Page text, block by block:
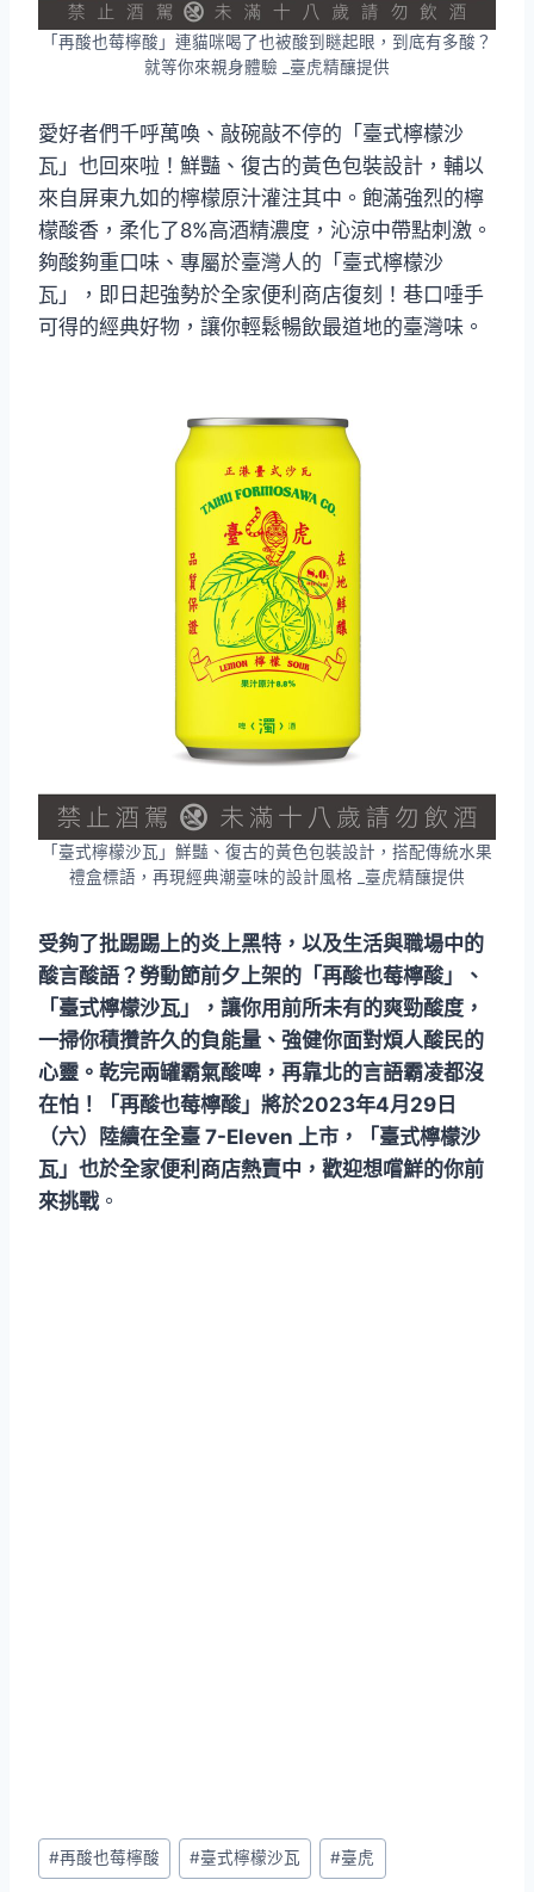
「再酸也莓檸酸」連貓咪喝了也被酸到瞇起眼，到底有多酸？
就等你來親身體驗 _臺虎精釀提供
愛好者們千呼萬喚、敲碗敲不停的「臺式檸檬沙
瓦」也回來啦！鮮豔、復古的黃色包裝設計，輔以
來自屏東九如的檸檬原汁灌注其中。飽滿強烈的檸
檬酸香，柔化了8%高酒精濃度，沁涼中帶點刺激。
夠酸夠重口味、專屬於臺灣人的「臺式檸檬沙
瓦」，即日起強勢於全家便利商店復刻！巷口唾手
可得的經典好物，讓你輕鬆暢飲最道地的臺灣味。
「臺式檸檬沙瓦」鮮豔、復古的黃色包裝設計，搭配傳統水果
禮盒標語，再現經典潮臺味的設計風格 _臺虎精釀提供
受夠了批踢踢上的炎上黑特，以及生活與職場中的
酸言酸語？勞動節前夕上架的「再酸也莓檸酸」、
「臺式檸檬沙瓦」，讓你用前所未有的爽勁酸度，
一掃你積攢許久的負能量、強健你面對煩人酸民的
心靈。乾完兩罐霸氣酸啤，再靠北的言語霸凌都沒
在怕！「再酸也莓檸酸」將於2023年4月29日
（六）陸續在全臺 7-Eleven 上市，「臺式檸檬沙
瓦」也於全家便利商店熱賣中，歡迎想嚐鮮的你前
來挑戰。
Post
Tags:
#再酸也莓檸酸 #臺式檸檬沙瓦 #臺虎